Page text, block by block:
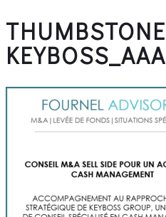
THUMBSTONE
KEYBOSS_AAA